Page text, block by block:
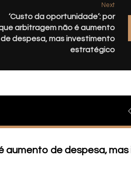
Next
‘Custo da oportunidade’: por
arbitragem não é aumento
de despesa, mas investimento
estratégico
aumento de despesa,